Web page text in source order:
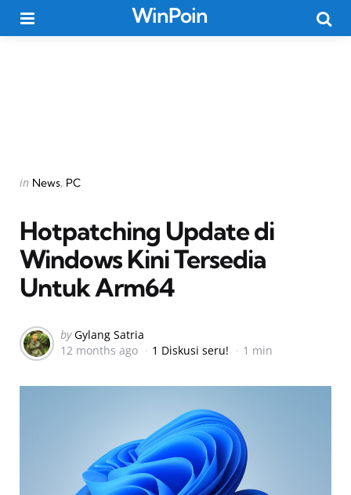
WinPoin
Categories
Posted
in News PC
Hotpatching Update di
Windows Kini Tersedia
Untuk Arm64
Posted
by
by Gylang Satria
12 months ago
1 Diskusi seru! 1 min